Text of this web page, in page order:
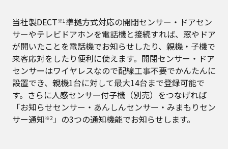
当社製DECT※1準拠方式対応の開閉センサー・ドアセン
サーやテレビドアホンを電話機と接続すれば、窓やドア
が開いたことを電話機でお知らせしたり、親機・子機で
来客応対をしたり便利に使えます。開閉センサー・ドア
センサーはワイヤレスなので配線工事不要でかんたんに
設置でき、親機1台に対して最大14台まで登録可能で
す。さらに人感センサー付子機（別売）をつなげれば
「お知らせセンサー・あんしんセンサー・みまもりセン
サー通知※2」の3つの通知機能でお知らせします。